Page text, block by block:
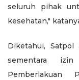
seluruh pihak
kesehatan,"
Diketahui,
sementara
Pemberlakuan